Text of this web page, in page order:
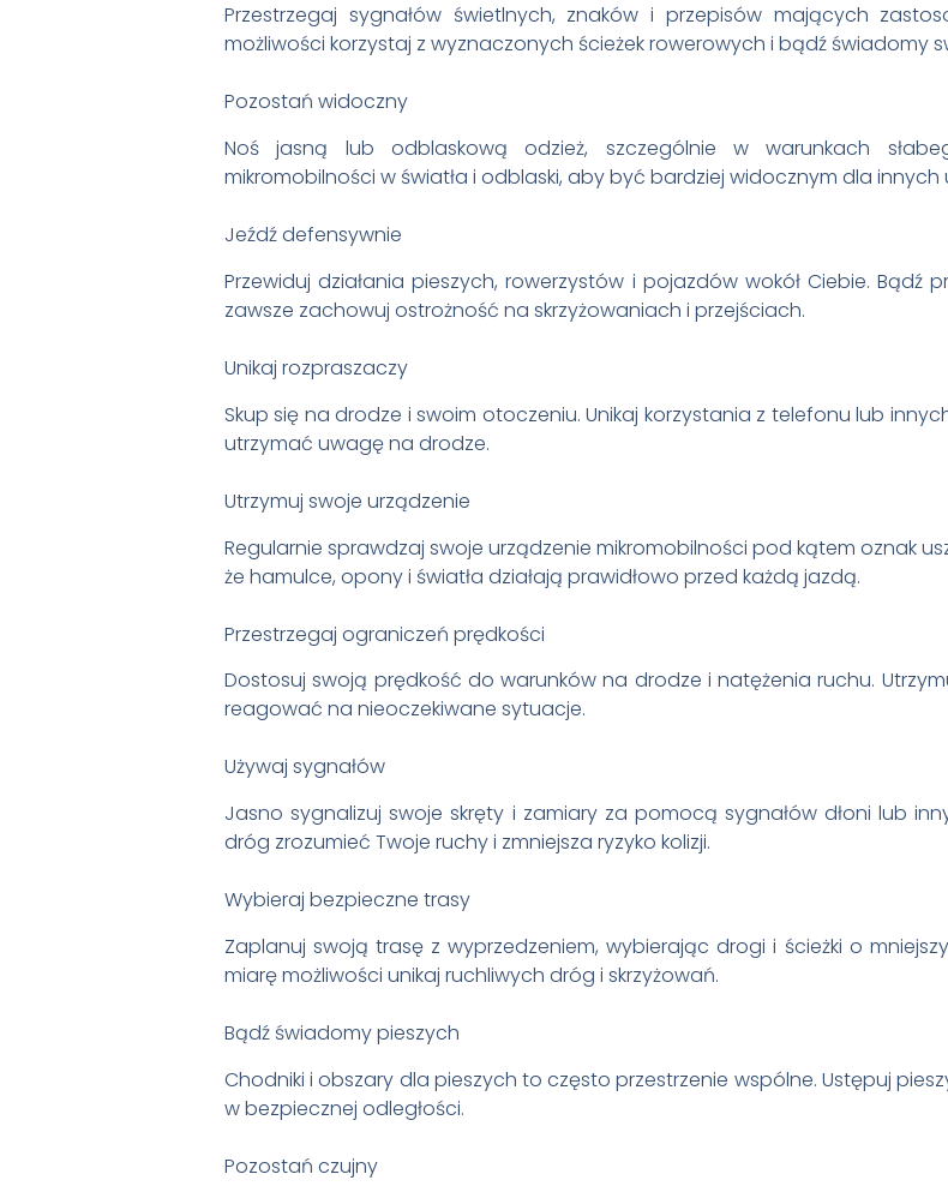
Przestrzegaj sygnałów świetlnych, znaków i przepisów mających
możliwości korzystaj z wyznaczonych ścieżek rowerowych i bądź świadomy
Pozostań widoczny
Noś jasną lub odblaskową odzież, szczególnie w warunkach
mikromobilności w światła i odblaski, aby być bardziej widocznym dla innych
Jeźdź defensywnie
Przewiduj działania pieszych, rowerzystów i pojazdów wokół Ciebie.
zawsze zachowuj ostrożność na skrzyżowaniach i przejściach.
Unikaj rozpraszaczy
Skup się na drodze i swoim otoczeniu. Unikaj korzystania z telefonu lub
utrzymać uwagę na drodze.
Utrzymuj swoje urządzenie
Regularnie sprawdzaj swoje urządzenie mikromobilności pod kątem oznak
że hamulce, opony i światła działają prawidłowo przed każdą jazdą.
Przestrzegaj ograniczeń prędkości
Dostosuj swoją prędkość do warunków na drodze i natężenia ruchu.
reagować na nieoczekiwane sytuacje.
Używaj sygnałów
Jasno sygnalizuj swoje skręty i zamiary za pomocą sygnałów dłoni lub
dróg zrozumieć Twoje ruchy i zmniejsza ryzyko kolizji.
Wybieraj bezpieczne trasy
Zaplanuj swoją trasę z wyprzedzeniem, wybierając drogi i ścieżki o
miarę możliwości unikaj ruchliwych dróg i skrzyżowań.
Bądź świadomy pieszych
Chodniki i obszary dla pieszych to często przestrzenie wspólne. Ustępuj
w bezpiecznej odległości.
Pozostań czujny